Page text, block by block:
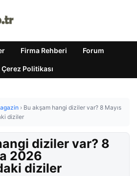
Firma Rehberi Forum
Çerez Politikası
› Bu akşam hangi diziler var? 8 Mayıs
diziler
diziler var? 8
2026
diziler